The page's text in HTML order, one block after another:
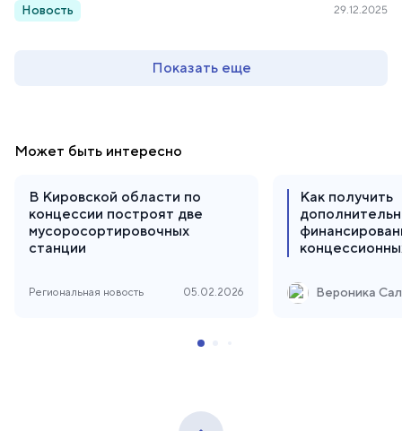
Новость 29.12.2025
Показать еще
Может быть интересно
В Кировской области по
концессии построят две
мусоросортировочных
станции
Региональная новость 05.02.2026
Как получить
риски